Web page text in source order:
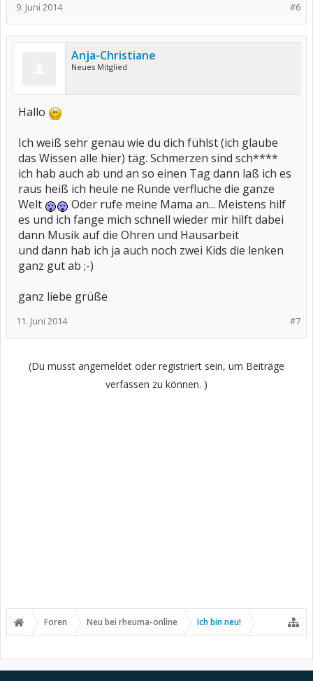
#6
9. Juni 2014
Anja-Christiane
Neues Mitglied
Hallo
Ich weiß sehr genau wie du dich fühlst (ich glaube
das Wissen alle hier) täg. Schmerzen sind sch****
ich hab auch ab und an so einen Tag dann laß ich es
raus heiß ich heule ne Runde verfluche die ganze
Welt
Oder rufe meine Mama an... Meistens hilf
es und ich fange mich schnell wieder mir hilft dabei
dann Musik auf die Ohren und Hausarbeit
und dann hab ich ja auch noch zwei Kids die lenken
ganz gut ab ;-)
ganz liebe grüße
#7
11. Juni 2014
(Du musst angemeldet oder registriert sein, um Beiträge
verfassen zu können. )
Foren Neu bei rheuma-online Ich bin neu!